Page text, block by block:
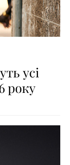
усі
року